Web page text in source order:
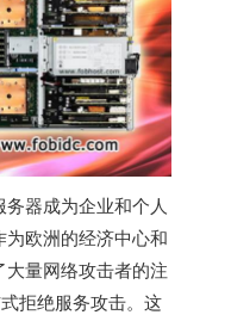
务器成为企业和个人
欧洲的经济中心和
量网络攻击者的注
拒绝服务攻击。这